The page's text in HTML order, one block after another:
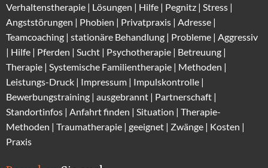
Verhaltenstherapie | Lösungen | Hilfe | Pegnitz | Stress |
Angststörungen | Phobien | Privatpraxis | Adresse |
Teamcoaching | stationäre Behandlung | Probleme | Aggressiv
| Hilfe | Pferden | Sucht | Psychotherapie | Betreuung |
Therapie | Systemische Familientherapie | Methoden |
Leistungs-Druck | Impressum | Impulskontrolle |
Bewerbungstraining | ausgebrannt | Partnerschaft |
Standortinfos | Anfahrt finden | Situation | Therapie-
Methoden | Traumatherapie | geeignet | Zwänge | Kosten |
Praxis